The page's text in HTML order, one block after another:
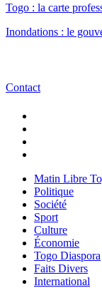
Togo : la carte
Inondations : le
Contact
Matin Libre
Politique
Société
Sport
Culture
Économie
Togo Diaspora
Faits Divers
International